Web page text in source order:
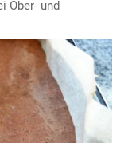
Ober- und